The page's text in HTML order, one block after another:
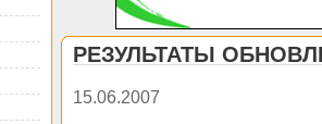
РЕЗУЛЬТАТЫ
15.06.2007